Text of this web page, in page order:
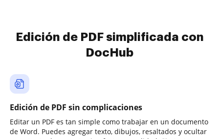
Edición de PDF simplificada con
DocHub
Edición de PDF sin complicaciones
Editar un PDF es tan simple como trabajar en un documento
de Word. Puedes agregar texto, dibujos, resaltados y ocultar